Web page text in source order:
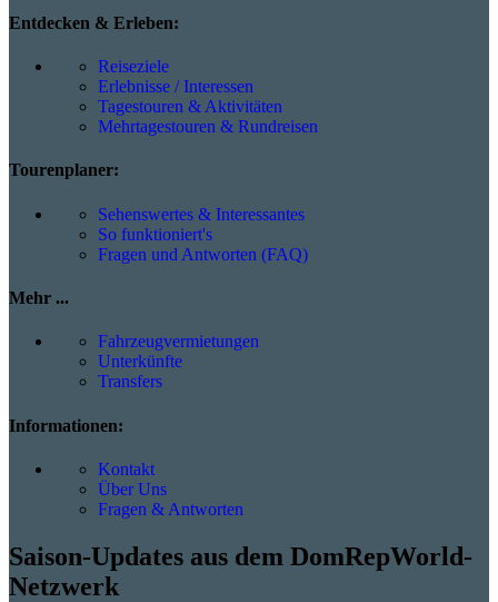
Entdecken & Erleben:
Reiseziele
Erlebnisse / Interessen
Tagestouren & Aktivitäten
Mehrtagestouren & Rundreisen
Tourenplaner:
Sehenswertes & Interessantes
So funktioniert's
Fragen und Antworten (FAQ)
Mehr ...
Fahrzeugvermietungen
Unterkünfte
Transfers
Informationen:
Kontakt
Über Uns
Fragen & Antworten
Saison-Updates aus dem DomRepWorld-
Netzwerk